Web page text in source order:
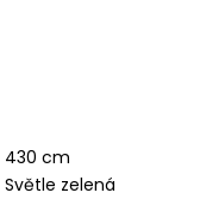
430 cm
Světle zelená